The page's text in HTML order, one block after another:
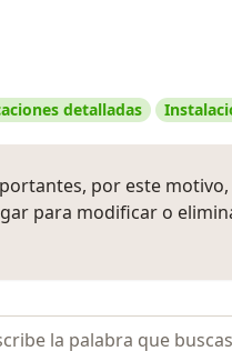
detalladas
por este motivo,
para modificar o
en opiniones